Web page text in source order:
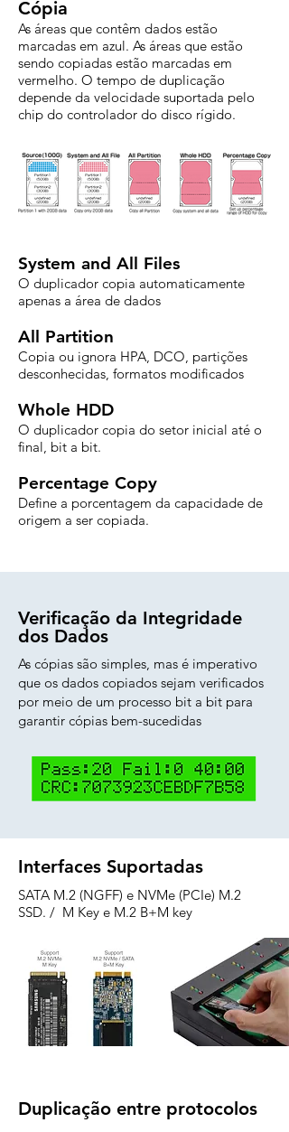
Cópia
As áreas que contêm dados estão
marcadas em azul. As áreas que estão
sendo copiadas estão marcadas em
vermelho. O tempo de duplicação
depende da velocidade suportada pelo
chip do controlador do disco rígido.
System and All Files
O duplicador copia automaticamente
apenas a área de dados
All Partition
Copia ou ignora HPA, DCO, partições
desconhecidas, formatos modificados
Whole HDD
O duplicador copia do setor inicial até o
final, bit a bit.
Percentage Copy
Define a porcentagem da capacidade de
origem a ser copiada.
Verificação da Integridade
dos Dados
As cópias são simples, mas é imperativo
que os dados copiados sejam verificados
por meio de um processo bit a bit para
garantir cópias bem-sucedidas
Interfaces Suportadas
SATA M.2 (NGFF) e NVMe (PCIe) M.2
SSD. / M Key e M.2 B+M key
Duplicação entre protocolos